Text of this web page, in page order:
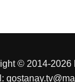
© 2014-2026